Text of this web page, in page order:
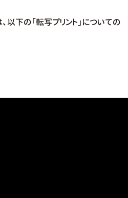
以下の「転写プリント」についての